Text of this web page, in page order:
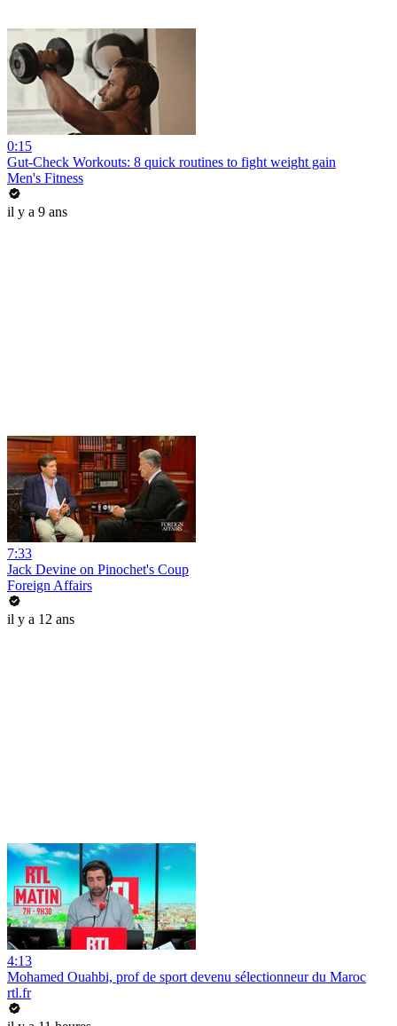
0:15
Gut-Check Workouts: 8 quick routines to fight weight gain
Men's Fitness
il y a 9 ans
7:33
Jack Devine on Pinochet's Coup
Foreign Affairs
il y a 12 ans
4:13
Mohamed Ouahbi, prof de sport devenu sélectionneur du Maroc
rtl.fr